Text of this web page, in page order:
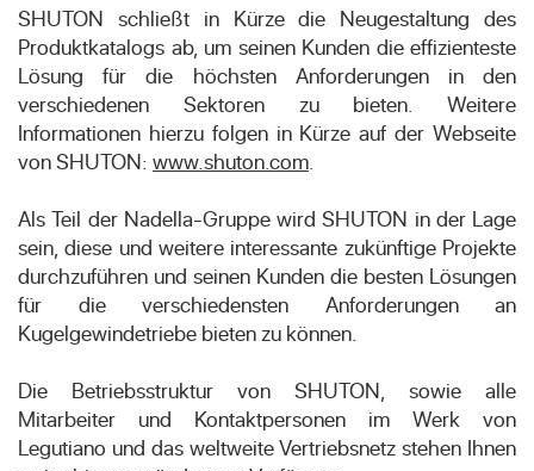
SHUTON schließt in Kürze die Neugestaltung des
Produktkatalogs ab, um seinen Kunden die effizienteste
Lösung für die höchsten Anforderungen in den
verschiedenen Sektoren zu bieten. Weitere
Informationen hierzu folgen in Kürze auf der Webseite
von SHUTON: www.shuton.com.
Als Teil der Nadella-Gruppe wird SHUTON in der Lage
sein, diese und weitere interessante zukünftige Projekte
durchzuführen und seinen Kunden die besten Lösungen
für die verschiedensten Anforderungen an
Kugelgewindetriebe bieten zu können.
Die Betriebsstruktur von SHUTON, sowie alle
Mitarbeiter und Kontaktpersonen im Werk von
Legutiano und das weltweite Vertriebsnetz stehen Ihnen